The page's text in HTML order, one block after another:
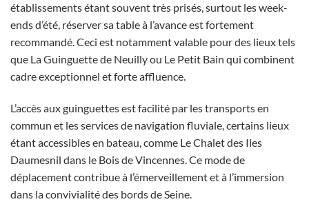
établissements étant souvent très prisés, surtout les week-
ends d’été, réserver sa table à l’avance est fortement
recommandé. Ceci est notamment valable pour des lieux tels
que La Guinguette de Neuilly ou Le Petit Bain qui combinent
cadre exceptionnel et forte affluence.
L’accès aux guinguettes est facilité par les transports en
commun et les services de navigation fluviale, certains lieux
étant accessibles en bateau, comme Le Chalet des Iles
Daumesnil dans le Bois de Vincennes. Ce mode de
déplacement contribue à l’émerveillement et à l’immersion
dans la convivialité des bords de Seine.